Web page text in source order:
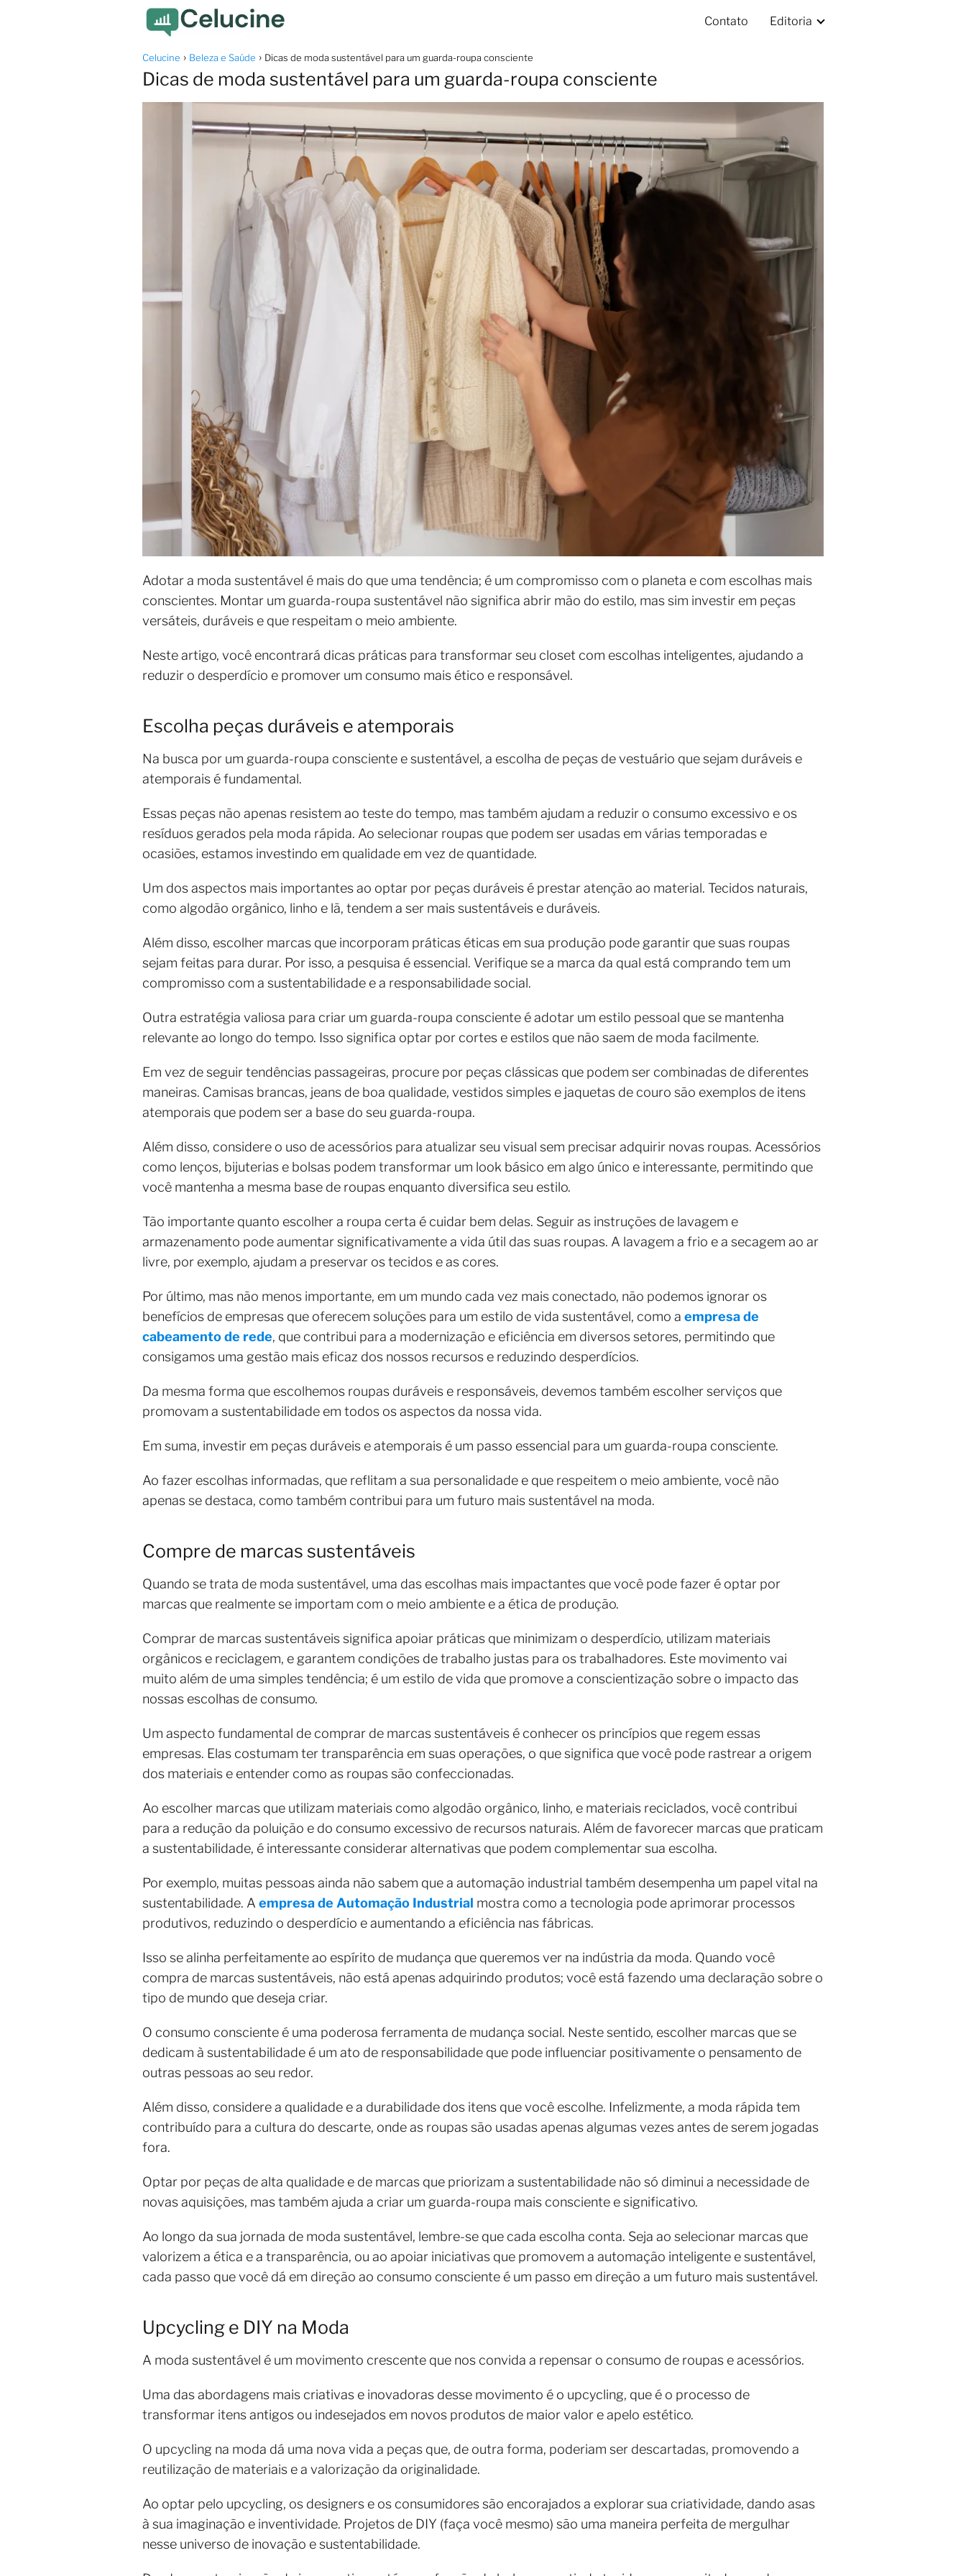
Contato Editoria
Celucine Beleza e Saúde Dicas de moda sustentável para um guarda-roupa consciente
Dicas de moda sustentável para um guarda-roupa consciente
Adotar a moda sustentável é mais do que uma tendência; é um compromisso com o planeta e com escolhas mais
conscientes. Montar um guarda-roupa sustentável não significa abrir mão do estilo, mas sim investir em peças
versáteis, duráveis e que respeitam o meio ambiente.
Neste artigo, você encontrará dicas práticas para transformar seu closet com escolhas inteligentes, ajudando a
reduzir o desperdício e promover um consumo mais ético e responsável.
Escolha peças duráveis e atemporais
Na busca por um guarda-roupa consciente e sustentável, a escolha de peças de vestuário que sejam duráveis e
atemporais é fundamental.
Essas peças não apenas resistem ao teste do tempo, mas também ajudam a reduzir o consumo excessivo e os
resíduos gerados pela moda rápida. Ao selecionar roupas que podem ser usadas em várias temporadas e
ocasiões, estamos investindo em qualidade em vez de quantidade.
Um dos aspectos mais importantes ao optar por peças duráveis é prestar atenção ao material. Tecidos naturais,
como algodão orgânico, linho e lã, tendem a ser mais sustentáveis e duráveis.
Além disso, escolher marcas que incorporam práticas éticas em sua produção pode garantir que suas roupas
sejam feitas para durar. Por isso, a pesquisa é essencial. Verifique se a marca da qual está comprando tem um
compromisso com a sustentabilidade e a responsabilidade social.
Outra estratégia valiosa para criar um guarda-roupa consciente é adotar um estilo pessoal que se mantenha
relevante ao longo do tempo. Isso significa optar por cortes e estilos que não saem de moda facilmente.
Em vez de seguir tendências passageiras, procure por peças clássicas que podem ser combinadas de diferentes
maneiras. Camisas brancas, jeans de boa qualidade, vestidos simples e jaquetas de couro são exemplos de itens
atemporais que podem ser a base do seu guarda-roupa.
Além disso, considere o uso de acessórios para atualizar seu visual sem precisar adquirir novas roupas. Acessórios
como lenços, bijuterias e bolsas podem transformar um look básico em algo único e interessante, permitindo que
você mantenha a mesma base de roupas enquanto diversifica seu estilo.
Tão importante quanto escolher a roupa certa é cuidar bem delas. Seguir as instruções de lavagem e
armazenamento pode aumentar significativamente a vida útil das suas roupas. A lavagem a frio e a secagem ao ar
livre, por exemplo, ajudam a preservar os tecidos e as cores.
Por último, mas não menos importante, em um mundo cada vez mais conectado, não podemos ignorar os
benefícios de empresas que oferecem soluções para um estilo de vida sustentável, como a empresade
cabeamento de rede, que contribui para a modernização e eficiência em diversos setores, permitindo que
consigamos uma gestão mais eficaz dos nossos recursos e reduzindo desperdícios.
Da mesma forma que escolhemos roupas duráveis e responsáveis, devemos também escolher serviços que
promovam a sustentabilidade em todos os aspectos da nossa vida.
Em suma, investir em peças duráveis e atemporais é um passo essencial para um guarda-roupa consciente.
Ao fazer escolhas informadas, que reflitam a sua personalidade e que respeitem o meio ambiente, você não
apenas se destaca, como também contribui para um futuro mais sustentável na moda.
Compre de marcas sustentáveis
Quando se trata de moda sustentável, uma das escolhas mais impactantes que você pode fazer é optar por
marcas que realmente se importam com o meio ambiente e a ética de produção.
Comprar de marcas sustentáveis significa apoiar práticas que minimizam o desperdício, utilizam materiais
orgânicos e reciclagem, e garantem condições de trabalho justas para os trabalhadores. Este movimento vai
muito além de uma simples tendência; é um estilo de vida que promove a conscientização sobre o impacto das
nossas escolhas de consumo.
Um aspecto fundamental de comprar de marcas sustentáveis é conhecer os princípios que regem essas
empresas. Elas costumam ter transparência em suas operações, o que significa que você pode rastrear a origem
dos materiais e entender como as roupas são confeccionadas.
Ao escolher marcas que utilizam materiais como algodão orgânico, linho, e materiais reciclados, você contribui
para a redução da poluição e do consumo excessivo de recursos naturais. Além de favorecer marcas que praticam
a sustentabilidade, é interessante considerar alternativas que podem complementar sua escolha.
Por exemplo, muitas pessoas ainda não sabem que a automação industrial também desempenha um papel vital na
sustentabilidade. A empresa de Automação Industrial mostra como a tecnologia pode aprimorar processos
produtivos, reduzindo o desperdício e aumentando a eficiência nas fábricas.
Isso se alinha perfeitamente ao espírito de mudança que queremos ver na indústria da moda. Quando você
compra de marcas sustentáveis, não está apenas adquirindo produtos; você está fazendo uma declaração sobre o
tipo de mundo que deseja criar.
O consumo consciente é uma poderosa ferramenta de mudança social. Neste sentido, escolher marcas que se
dedicam à sustentabilidade é um ato de responsabilidade que pode influenciar positivamente o pensamento de
outras pessoas ao seu redor.
Além disso, considere a qualidade e a durabilidade dos itens que você escolhe. Infelizmente, a moda rápida tem
contribuído para a cultura do descarte, onde as roupas são usadas apenas algumas vezes antes de serem jogadas
fora.
Optar por peças de alta qualidade e de marcas que priorizam a sustentabilidade não só diminui a necessidade de
novas aquisições, mas também ajuda a criar um guarda-roupa mais consciente e significativo.
Ao longo da sua jornada de moda sustentável, lembre-se que cada escolha conta. Seja ao selecionar marcas que
valorizem a ética e a transparência, ou ao apoiar iniciativas que promovem a automação inteligente e sustentável,
cada passo que você dá em direção ao consumo consciente é um passo em direção a um futuro mais sustentável.
Upcycling e DIY na Moda
A moda sustentável é um movimento crescente que nos convida a repensar o consumo de roupas e acessórios.
Uma das abordagens mais criativas e inovadoras desse movimento é o upcycling, que é o processo de
transformar itens antigos ou indesejados em novos produtos de maior valor e apelo estético.
O upcycling na moda dá uma nova vida a peças que, de outra forma, poderiam ser descartadas, promovendo a
reutilização de materiais e a valorização da originalidade.
Ao optar pelo upcycling, os designers e os consumidores são encorajados a explorar sua criatividade, dando asas
à sua imaginação e inventividade. Projetos de DIY (faça você mesmo) são uma maneira perfeita de mergulhar
nesse universo de inovação e sustentabilidade.